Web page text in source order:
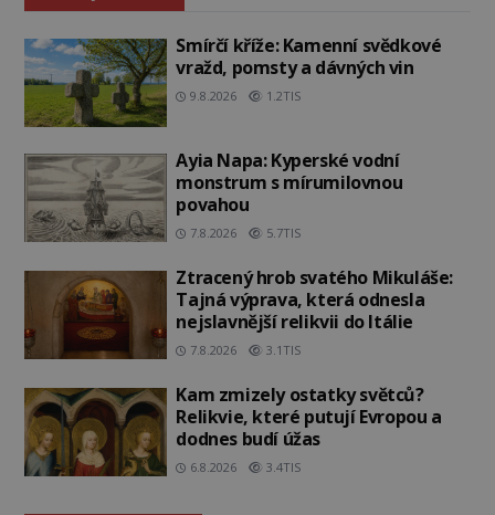
Smírčí kříže: Kamenní svědkové
vražd, pomsty a dávných vin
9.8.2026 1.2TIS
Ayia Napa: Kyperské vodní
monstrum s mírumilovnou
povahou
7.8.2026 5.7TIS
Ztracený hrob svatého Mikuláše:
Tajná výprava, která odnesla
nejslavnější relikvii do Itálie
7.8.2026 3.1TIS
Kam zmizely ostatky světců?
Relikvie, které putují Evropou a
dodnes budí úžas
6.8.2026 3.4TIS